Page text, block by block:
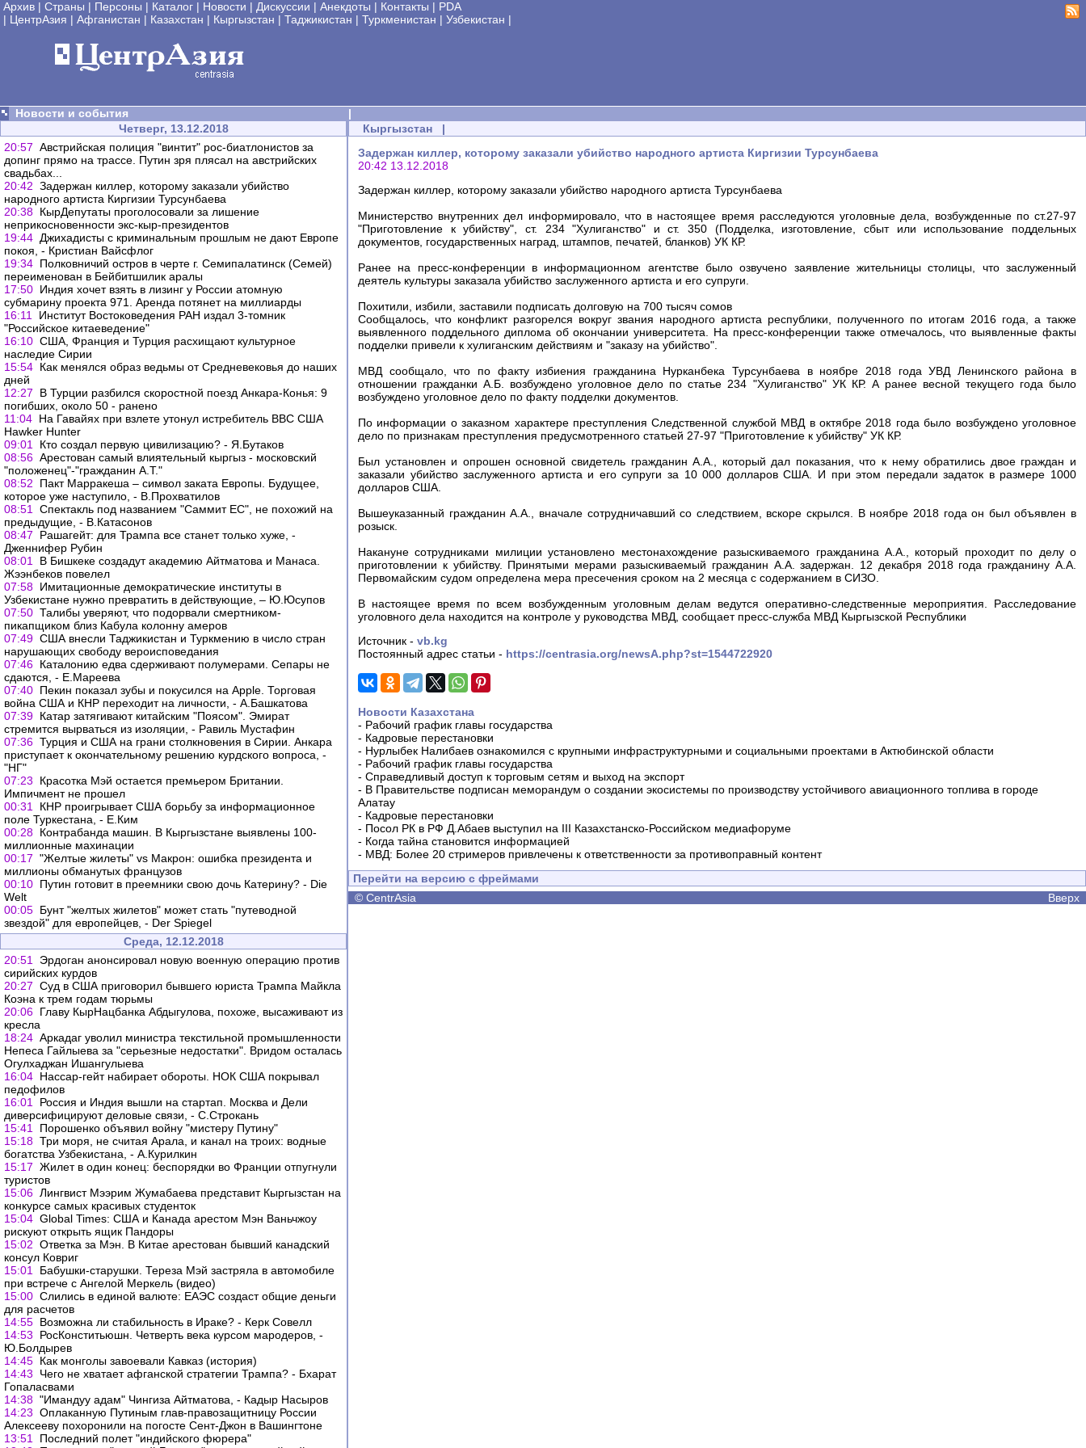
Архив | Страны | Персоны | Каталог | Новости | Дискуссии | Анекдоты | Контакты | PDA
| ЦентрАзия | Афганистан | Казахстан | Кыргызстан | Таджикистан | Туркменистан | Узбекистан |
Новости и события
|
Четверг, 13.12.2018
20:57 Австрийская полиция "винтит" рос-биатлонистов за
допинг прямо на трассе. Путин зря плясал на австрийских
свадьбах...
20:42 Задержан киллер, которому заказали убийство
народного артиста Киргизии Турсунбаева
20:38 КырДепутаты проголосовали за лишение
неприкосновенности экс-кыр-президентов
19:44 Джихадисты с криминальным прошлым не дают Европе
покоя, - Кристиан Вайсфлог
19:34 Полковничий остров в черте г. Семипалатинск (Семей)
переименован в Бейбитшилик аралы
17:50 Индия хочет взять в лизинг у России атомную
субмарину проекта 971. Аренда потянет на миллиарды
16:11
Институт Востоковедения РАН издал 3-томник
"Российское китаеведение"
16:10 США, Франция и Турция расхищают культурное
наследие Сирии
15:54 Как менялся образ ведьмы от Средневековья до наших
дней
12:27
В Турции разбился скоростной поезд Анкара-Конья: 9
погибших, около 50 - ранено
11:04 На Гавайях при взлете утонул истребитель ВВС США
Hawker Hunter
09:01
Кто создал первую цивилизацию? - Я.Бутаков
08:56 Арестован самый влиятельный кыргыз - московский
"положенец"-"гражданин А.Т."
08:52
Пакт Марракеша – символ заката Европы. Будущее,
которое уже наступило, - В.Прохватилов
08:51
Спектакль под названием "Саммит ЕС", не похожий на
предыдущие, - В.Катасонов
08:47
Рашагейт: для Трампа все станет только хуже, -
Дженнифер Рубин
08:01
В Бишкеке создадут академию Айтматова и Манаса.
Жээнбеков повелел
07:58 Имитационные демократические институты в
Узбекистане нужно превратить в действующие, – Ю.Юсупов
07:50 Талибы уверяют, что подорвали смертником-
пикапщиком близ Кабула колонну амеров
07:49 США внесли Таджикистан и Туркмению в число стран
нарушающих свободу вероисповедания
07:46 Каталонию едва сдерживают полумерами. Сепары не
сдаются, - Е.Мареева
07:40 Пекин показал зубы и покусился на Apple. Торговая
война США и КНР переходит на личности, - А.Башкатова
07:39 Катар затягивают китайским "Поясом". Эмират
стремится вырваться из изоляции, - Равиль Мустафин
07:36 Турция и США на грани столкновения в Сирии. Анкара
приступает к окончательному решению курдского вопроса, -
"НГ"
07:23
Красотка Мэй остается премьером Британии.
Импичмент не прошел
00:31
КНР проигрывает США борьбу за информационное
поле Туркестана, - Е.Ким
00:28 Контрабанда машин. В Кыргызстане выявлены 100-
миллионные махинации
00:17 "Желтые жилеты" vs Макрон: ошибка президента и
миллионы обманутых французов
00:10 Путин готовит в преемники свою дочь Катерину? - Die
Welt
00:05 Бунт "желтых жилетов" может стать "путеводной
звездой" для европейцев, - Der Spiegel
Среда, 12.12.2018
20:51
Эрдоган анонсировал новую военную операцию против
сирийских курдов
20:27 Суд в США приговорил бывшего юриста Трампа Майкла
Коэна к трем годам тюрьмы
20:06 Главу КырНацбанка Абдыгулова, похоже, высаживают из
кресла
18:24 Аркадаг уволил министра текстильной промышленности
Непеса Гайлыева за "серьезные недостатки". Вридом осталась
Огулхаджан Ишангулыева
16:04 Нассар-гейт набирает обороты. НОК США покрывал
педофилов
16:01
Россия и Индия вышли на стартап. Москва и Дели
диверсифицируют деловые связи, - С.Строкань
15:41
Порошенко объявил войну "мистеру Путину"
15:18 Три моря, не считая Арала, и канал на троих: водные
богатства Узбекистана, - А.Курилкин
15:17 Жилет в один конец: беспорядки во Франции отпугнули
туристов
15:06 Лингвист Мээрим Жумабаева представит Кыргызстан на
конкурсе самых красивых студенток
15:04 Global Times: США и Канада арестом Мэн Ваньчжоу
рискуют открыть ящик Пандоры
15:02 Ответка за Мэн. В Китае арестован бывший канадский
консул Ковриг
15:01
Бабушки-старушки. Тереза Мэй застряла в автомобиле
при встрече с Ангелой Меркель (видео)
15:00 Слились в единой валюте: ЕАЭС создаст общие деньги
для расчетов
14:55 Возможна ли стабильность в Ираке? - Керк Совелл
14:53
РосКонститьюшн. Четверть века курсом мародеров, -
Ю.Болдырев
14:45 Как монголы завоевали Кавказ (история)
14:43
Чего не хватает афганской стратегии Трампа? - Бхарат
Гопаласвами
14:38 "Имандуу адам" Чингиза Айтматова, - Кадыр Насыров
14:23 Оплаканную Путиным глав-правозащитницу России
Алексееву похоронили на погосте Сент-Джон в Вашингтоне
13:51
Последний полет "индийского фюрера"
Кыргызстан |
Задержан киллер, которому заказали убийство народного артиста Киргизии Турсунбаева
20:42 13.12.2018
Задержан киллер, которому заказали убийство народного артиста Турсунбаева
Министерство внутренних дел информировало, что в настоящее время расследуются уголовные дела, возбужденные по ст.27-97
"Приготовление к убийству", ст. 234 "Хулиганство" и ст. 350 (Подделка, изготовление, сбыт или использование поддельных
документов, государственных наград, штампов, печатей, бланков) УК КР.
Ранее на пресс-конференции в информационном агентстве было озвучено заявление жительницы столицы, что заслуженный
деятель культуры заказала убийство заслуженного артиста и его супруги.
Похитили, избили, заставили подписать долговую на 700 тысяч сомов
Сообщалось, что конфликт разгорелся вокруг звания народного артиста республики, полученного по итогам 2016 года, а также
выявленного поддельного диплома об окончании университета. На пресс-конференции также отмечалось, что выявленные факты
подделки привели к хулиганским действиям и "заказу на убийство".
МВД сообщало, что по факту избиения гражданина Нурканбека Турсунбаева в ноябре 2018 года УВД Ленинского района в
отношении гражданки А.Б. возбуждено уголовное дело по статье 234 "Хулиганство" УК КР. А ранее весной текущего года было
возбуждено уголовное дело по факту подделки документов.
По информации о заказном характере преступления Следственной службой МВД в октябре 2018 года было возбуждено уголовное
дело по признакам преступления предусмотренного статьей 27-97 "Приготовление к убийству" УК КР.
Был установлен и опрошен основной свидетель гражданин А.А., который дал показания, что к нему обратились двое граждан и
заказали убийство заслуженного артиста и его супруги за 10 000 долларов США. И при этом передали задаток в размере 1000
долларов США.
Вышеуказанный гражданин А.А., вначале сотрудничавший со следствием, вскоре скрылся. В ноябре 2018 года он был объявлен в
розыск.
Накануне сотрудниками милиции установлено местонахождение разыскиваемого гражданина А.А., который проходит по делу о
приготовлении к убийству. Принятыми мерами разыскиваемый гражданин А.А. задержан. 12 декабря 2018 года гражданину А.А.
Первомайским судом определена мера пресечения сроком на 2 месяца с содержанием в СИЗО.
В настоящее время по всем возбужденным уголовным делам ведутся оперативно-следственные мероприятия. Расследование
уголовного дела находится на контроле у руководства МВД, сообщает пресс-служба МВД Кыргызской Республики
Источник - vb.kg
Постоянный адрес статьи - https://centrasia.org/newsA.php?st=1544722920
Новости Казахстана
- Рабочий график главы государства
- Кадровые перестановки
- Нурлыбек Налибаев ознакомился с крупными инфраструктурными и социальными проектами в Актюбинской области
- Рабочий график главы государства
- Справедливый доступ к торговым сетям и выход на экспорт
- В Правительстве подписан меморандум о создании экосистемы по производству устойчивого авиационного топлива в городе
Алатау
- Кадровые перестановки
- Посол РК в РФ Д.Абаев выступил на III Казахстанско-Российском медиафоруме
- Когда тайна становится информацией
- МВД: Более 20 стримеров привлечены к ответственности за противоправный контент
Перейти на версию с фреймами
© CentrAsia Вверх